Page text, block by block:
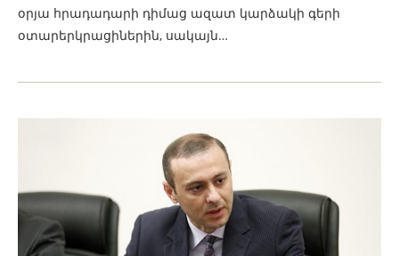
օրյա հրադադարի դիմաց ազատ կարձակի գերի
օտարերկրացիներին, սակայն…